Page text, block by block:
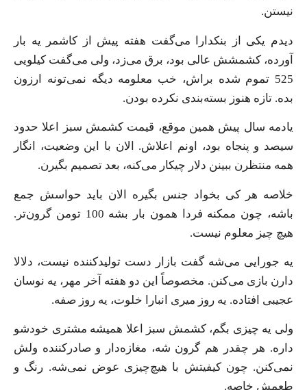
نیستن.
دیدم یکی از بنکدارا می‌گفت هفته پیش از کاشمر یه بار
آورده، کشمشش عالی بود، برق می‌زد، ولی می‌گفت کیلویی
525 تموم شده براش، خب معلومه دیگه نمی‌تونه ارزون
بده. تازه هنوز بسته‌بندی نکرده بودن.
یادمه سال پیش همین موقع، قیمت کشمش سبز اعلا حدود
سیصد و پنجاه بود، اونم اعلاش. الان با این وضعیت، انگار
همه منتظرن ببینن دلار چیکار می‌کنه، بعد تصمیم بگیرن.
خلاصه هر کی بخواد جنس بگیره الان باید حواسش جمع
باشه، چون ممکنه فردا همون بار بشه 100 تومن گرون‌تر.
هیچ چیز معلوم نیست.
یه جورایی می‌شه گفت بازار دست تولیدکننده نیست، دلالا
دارن بازی می‌کنن. مخصوصاً این دو هفته آخر مهر، یه نوسان
عجیبی افتاده. یه روز میری انبارا خلوت، یه روز صفه.
ولی یه چیزی بگم، کشمش سبز اعلا همیشه مشتری خودشو
داره. هر چقدر هم گرون شه، مغازه‌دار و صادرکننده ولش
نمی‌کنن. چون کیفیتش با هیچ‌چیزی عوض نمی‌شه. رنگ و
طعمش خاصه.